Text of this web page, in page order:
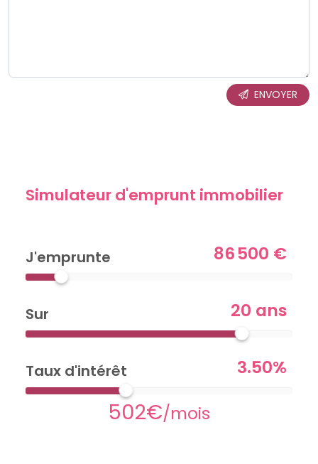
ENVOYER
Simulateur d'emprunt immobilier
J'emprunte 86 500 €
Sur 20 ans
Taux d'intérêt 3.50%
502€/mois